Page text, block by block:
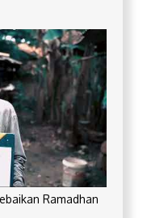
Ramadhan